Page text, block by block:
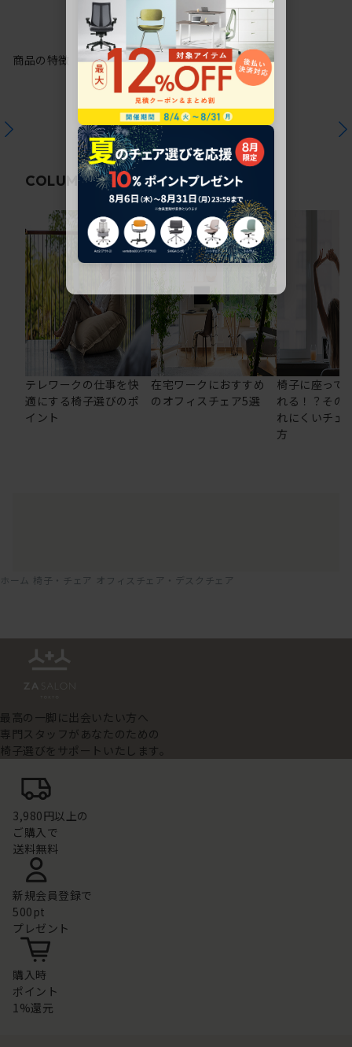
商品の特徴
COLUMN関連コラム
テレワークの仕事を快
適にする椅子選びのポ
イント
在宅ワークにおすすめ
のオフィスチェア5選
椅子に座って
れる！？その
れにくいチェ
方
ホーム 椅子・チェア オフィスチェア・デスクチェア
最高の一脚に出会いたい方へ
専門スタッフがあなたのための
椅子選びをサポートいたします。
3,980円以上の
ご購入で
送料無料
新規会員登録で
500pt
プレゼント
購入時
ポイント
1%還元